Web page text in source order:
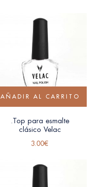
AÑADIR AL CARRITO
.Top para esmalte
clásico Velac
3.00€